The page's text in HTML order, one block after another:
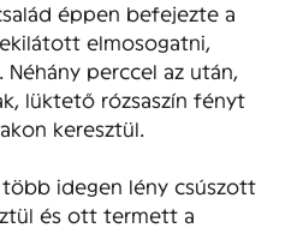
éppen befejezte a
elmosogatni,
Néhány perccel az után,
lüktető rózsaszín fényt
keresztül.
idegen lény csúszott
és ott termett a